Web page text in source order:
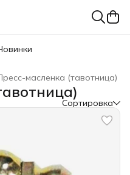
масленка (тавотница)
Сортировка